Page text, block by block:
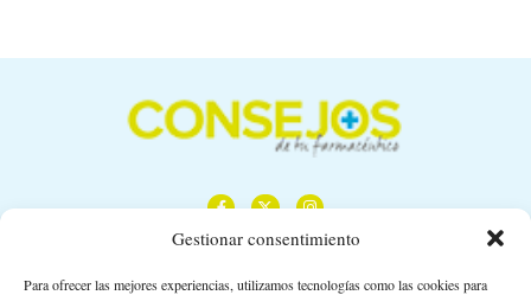
Gestionar consentimiento
Para ofrecer las mejores experiencias, utilizamos tecnologías como las cookies para